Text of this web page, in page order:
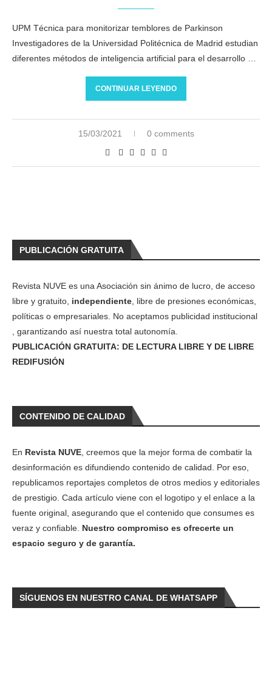
UPM Técnica para monitorizar temblores de Parkinson
Investigadores de la Universidad Politécnica de Madrid estudian
diferentes métodos de inteligencia artificial para el desarrollo …
CONTINUAR LEYENDO
15/03/2021 0 comments
PUBLICACIÓN GRATUITA
Revista NUVE es una Asociación sin ánimo de lucro, de acceso
libre y gratuito, independiente , libre de presiones económicas,
políticas o empresariales. No aceptamos publicidad institucional
, garantizando así nuestra total autonomía.
PUBLICACIÓN GRATUITA: DE LECTURA LIBRE Y DE LIBRE
REDIFUSIÓN
CONTENIDO DE CALIDAD
En Revista NUVE , creemos que la mejor forma de combatir la
desinformación es difundiendo contenido de calidad. Por eso,
republicamos reportajes completos de otros medios y editoriales
de prestigio. Cada artículo viene con el logotipo y el enlace a la
fuente original, asegurando que el contenido que consumes es
veraz y confiable. Nuestro compromiso es ofrecerte un
espacio seguro y de garantía.
SÍGUENOS EN NUESTRO CANAL DE WHATSAPP